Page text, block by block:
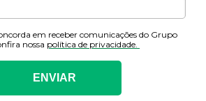
ENVIAR
em receber comunicações do Grupo
nossa política de privacidade.ÚLTIMAS